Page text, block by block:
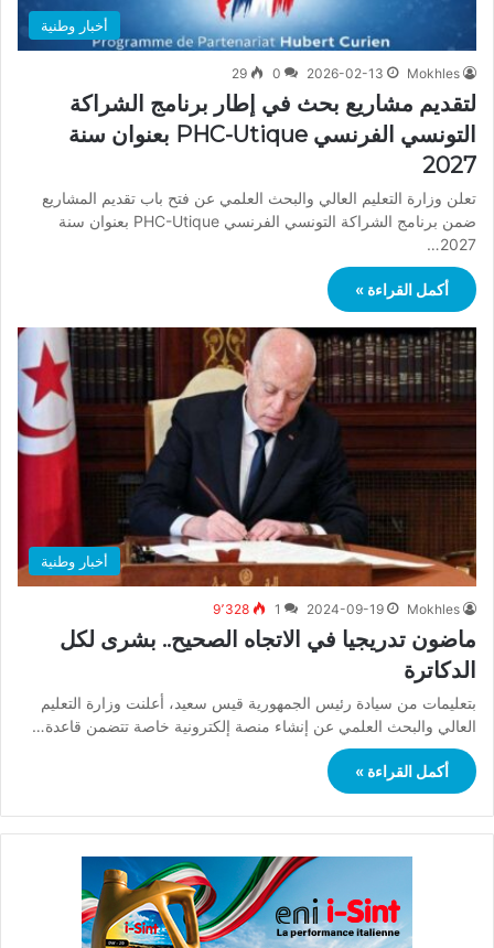
أخبار وطنية
Mokhles
2026-02-13
0
29
لتقديم مشاريع بحث في إطار برنامج الشراكة
التونسي الفرنسي PHC-Utique بعنوان سنة
2027
تعلن وزارة التعليم العالي والبحث العلمي عن فتح باب تقديم المشاريع
ضمن برنامج الشراكة التونسي الفرنسي PHC-Utique بعنوان سنة
2027…
أكمل القراءة »
أخبار وطنية
Mokhles
2024-09-19
1 9٬328
ماضون تدريجيا في الاتجاه الصحيح.. بشرى لكل
الدكاترة
بتعليمات من سيادة رئيس الجمهورية قيس سعيد، أعلنت وزارة التعليم
العالي والبحث العلمي عن إنشاء منصة إلكترونية خاصة تتضمن قاعدة…
أكمل القراءة »